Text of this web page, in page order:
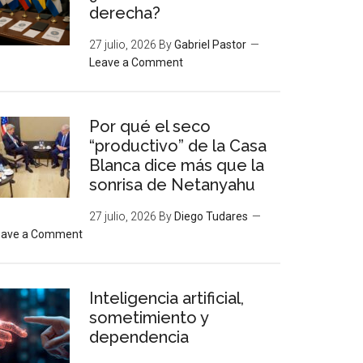
derecha?
27 julio, 2026 ByGabriel Pastor
Leave a Comment
Por qué el seco
“productivo” de la Casa
Blanca dice más que la
sonrisa de Netanyahu
27 julio, 2026 By Diego Tudares
a Comment
Inteligencia artificial,
sometimiento y
dependencia